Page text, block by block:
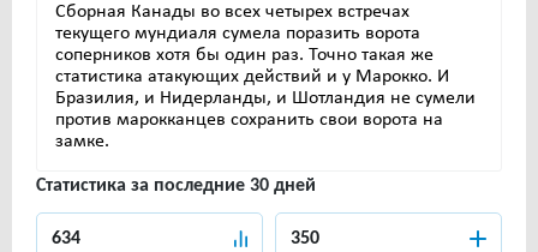
Сборная Канады во всех четырех встречах
текущего мундиаля сумела поразить ворота
соперников хотя бы один раз. Точно такая же
статистика атакующих действий и у Марокко. И
Бразилия, и Нидерланды, и Шотландия не сумели
против марокканцев сохранить свои ворота на
замке.
Статистика за последние 30 дней
634 350